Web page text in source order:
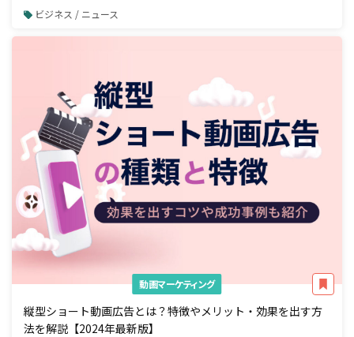
ビジネス / ニュース
動画マーケティング
縦型ショート動画広告とは？特徴やメリット・効果を出す方
法を解説【2024年最新版】